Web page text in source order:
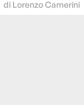
di Lorenzo Camerini